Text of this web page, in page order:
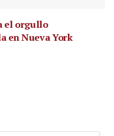
el orgullo
en Nueva York